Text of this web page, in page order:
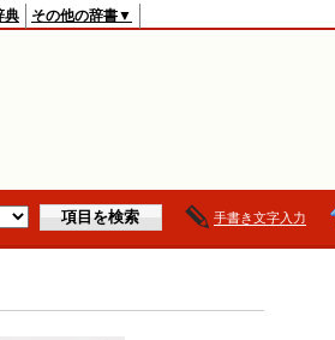
典 その他の辞書▼
手書き文字入力